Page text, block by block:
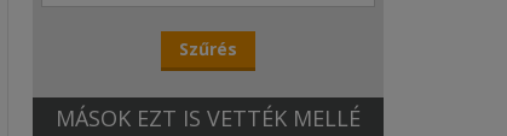
MÁSOK EZT IS VETTÉK MELLÉ